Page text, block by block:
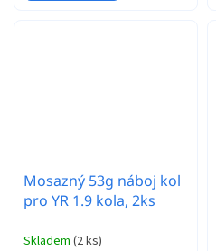
Mosazný 53g náboj kol
pro YR 1.9 kola, 2ks
Skladem (2 ks)